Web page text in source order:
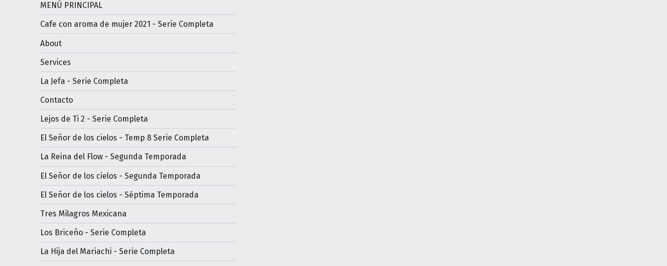
MENÚ PRINCIPAL
Cafe con aroma de mujer 2021 - Serie Completa
About
Services
La Jefa - Serie Completa
Contacto
Lejos de Ti 2 - Serie Completa
El Señor de los cielos - Temp 8 Serie Completa
La Reina del Flow - Segunda Temporada
El Señor de los cielos - Segunda Temporada
El Señor de los cielos - Séptima Temporada
Tres Milagros Mexicana
Los Briceño - Serie Completa
La Hija del Mariachi - Serie Completa